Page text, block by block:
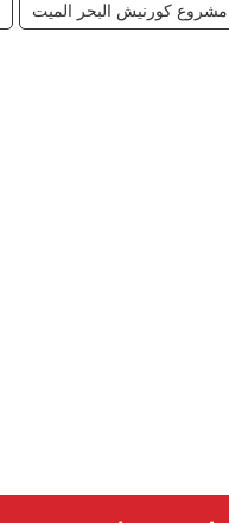
مشروع كورنيش البحر الميت